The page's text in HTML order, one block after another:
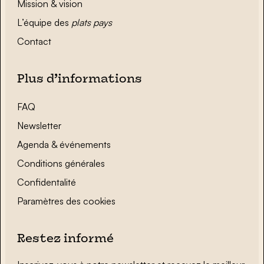
Mission & vision
L’équipe des plats pays
Contact
Plus d’informations
FAQ
Newsletter
Agenda & événements
Conditions générales
Confidentalité
Paramètres des cookies
Restez informé